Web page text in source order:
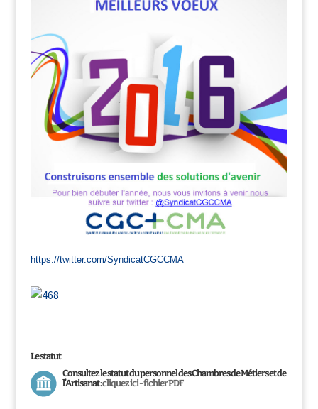
https://twitter.com/SyndicatCGCCMA
Le statut
Consultez le statut du personnel des Chambres de Métiers et de
l’Artisanat :cliquez ici - fichier PDF